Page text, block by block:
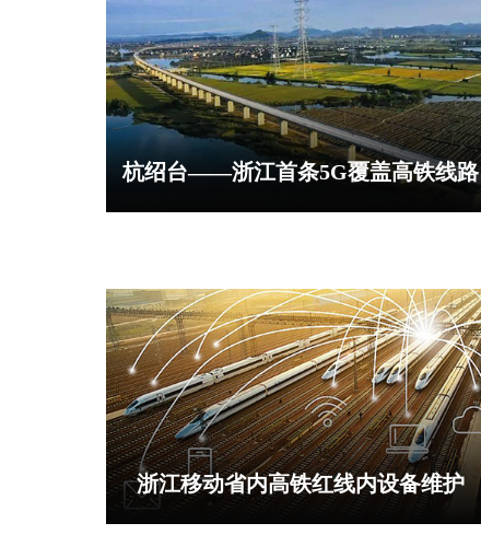
杭绍台——浙江首条5G覆盖高铁线路
浙江移动省内高铁红线内设备维护